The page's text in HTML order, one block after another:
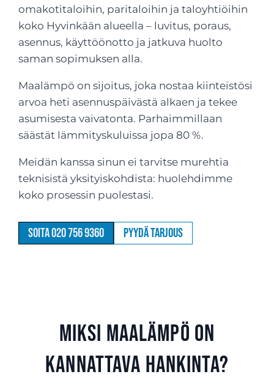
omakotitaloihin, paritaloihin ja taloyhtiöihin
koko Hyvinkään alueella – luvitus, poraus,
asennus, käyttöönotto ja jatkuva huolto
saman sopimuksen alla.
Maalämpö on sijoitus, joka nostaa kiinteistösi
arvoa heti asennuspäivästä alkaen ja tekee
asumisesta vaivatonta. Parhaimmillaan
säästät lämmityskuluissa jopa 80 %.
Meidän kanssa sinun ei tarvitse murehtia
teknisistä yksityiskohdista: huolehdimme
koko prosessin puolestasi.
Soita 020 756 9360 Pyydä tarjous
Miksi maalämpö on
kannattava hankinta?